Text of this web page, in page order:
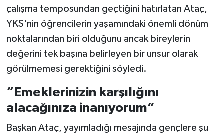
çalışma temposundan geçtiğini hatırlatan Ataç,
YKS'nin öğrencilerin yaşamındaki önemli dönüm
noktalarından biri olduğunu ancak bireylerin
değerini tek başına belirleyen bir unsur olarak
görülmemesi gerektiğini söyledi.
“Emeklerinizin karşılığını
alacağınıza inanıyorum”
Başkan Ataç, yayımladığı mesajında gençlere şu